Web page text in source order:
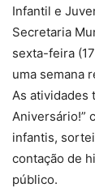
Infantil e
Secretaria
sexta-feira
uma semana
As atividades
Aniversário!”
infantis,
contação de
público.